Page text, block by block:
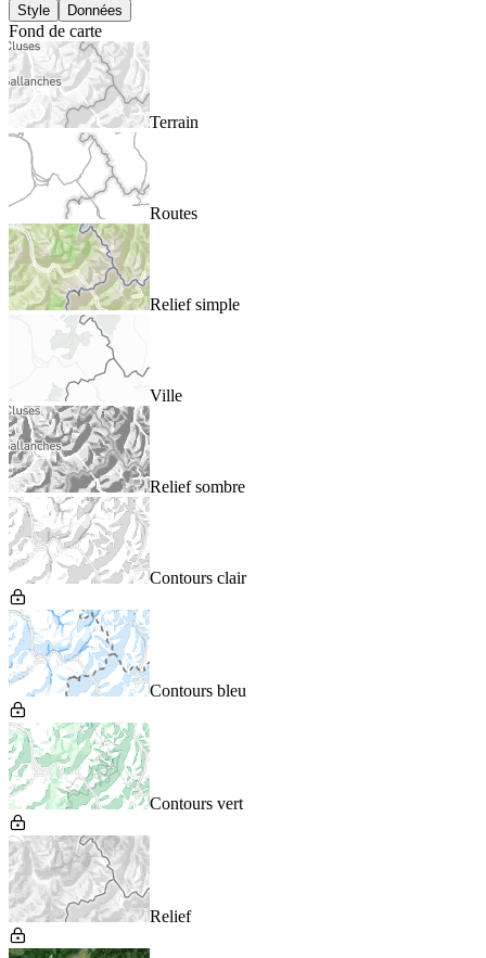
Style Données
Fond de carte
Terrain
Routes
Relief simple
Ville
Relief sombre
Contours clair
Contours bleu
Contours vert
Relief